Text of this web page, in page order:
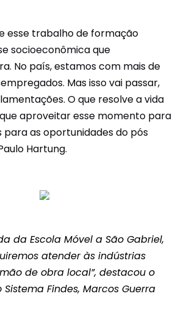
esse trabalho de formação
socioeconômica que
No país, estamos com mais de
Mas isso vai passar,
O que resolve a vida
aproveitar esse momento para
as oportunidades do pós
Hartung.
da Escola Móvel a São Gabriel,
atender às indústrias
de obra local”, destacou o
Findes, Marcos Guerra